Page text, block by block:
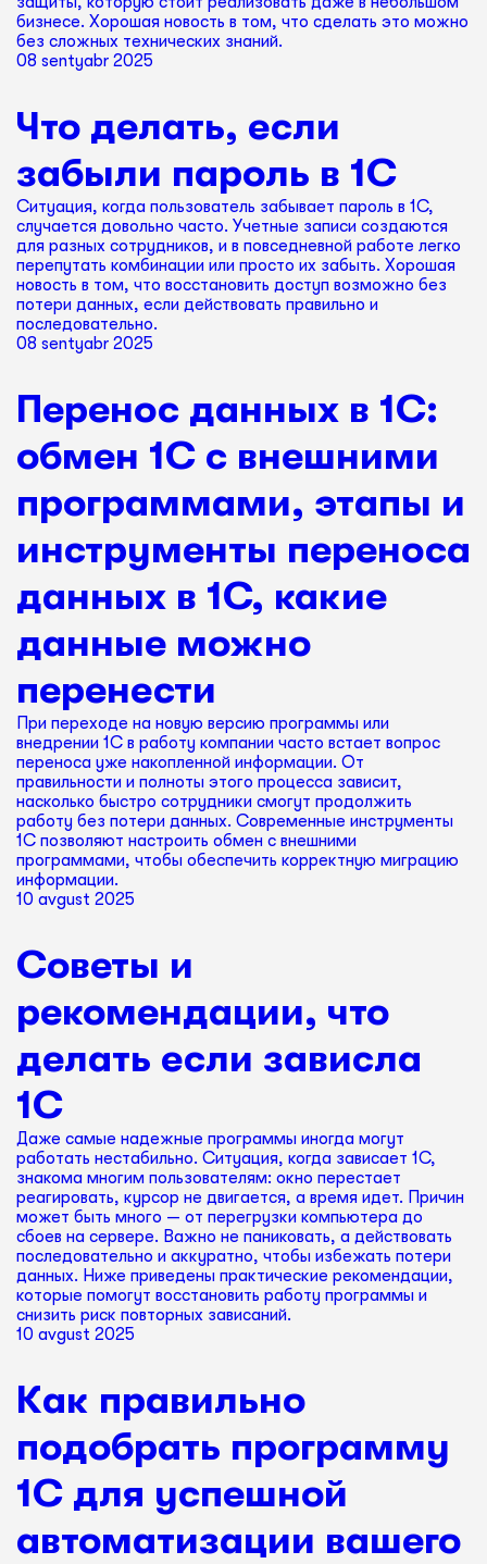
бизнесе. Хорошая новость в том, что сделать это можно
без сложных технических знаний.
08 sentyabr 2025
Что делать, если
забыли пароль в 1С
Ситуация, когда пользователь забывает пароль в 1С,
случается довольно часто. Учетные записи создаются
для разных сотрудников, и в повседневной работе легко
перепутать комбинации или просто их забыть. Хорошая
новость в том, что восстановить доступ возможно без
потери данных, если действовать правильно и
последовательно.
08 sentyabr 2025
Перенос данных в 1С:
обмен 1С с внешними
программами, этапы и
инструменты переноса
данных в 1С, какие
данные можно
перенести
При переходе на новую версию программы или
внедрении 1С в работу компании часто встает вопрос
переноса уже накопленной информации. От
правильности и полноты этого процесса зависит,
насколько быстро сотрудники смогут продолжить
работу без потери данных. Современные инструменты
1С позволяют настроить обмен с внешними
программами, чтобы обеспечить корректную миграцию
информации.
10 avgust 2025
Советы и
рекомендации, что
делать если зависла
1С
Даже самые надежные программы иногда могут
работать нестабильно. Ситуация, когда зависает 1С,
знакома многим пользователям: окно перестает
реагировать, курсор не двигается, а время идет. Причин
может быть много — от перегрузки компьютера до
сбоев на сервере. Важно не паниковать, а действовать
последовательно и аккуратно, чтобы избежать потери
данных. Ниже приведены практические рекомендации,
которые помогут восстановить работу программы и
снизить риск повторных зависаний.
10 avgust 2025
Как правильно
подобрать программу
1С для успешной
автоматизации вашего